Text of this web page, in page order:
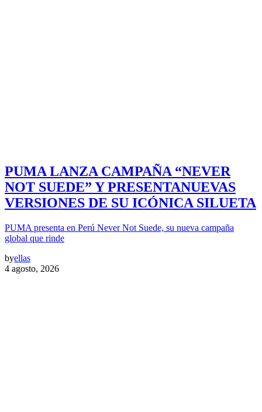
PUMA LANZA CAMPAÑA “NEVER
NOT SUEDE” Y PRESENTANUEVAS
VERSIONES DE SU ICÓNICA SILUETA
PUMA presenta en Perú Never Not Suede, su nueva campaña
global que rinde
byellas
4 agosto, 2026